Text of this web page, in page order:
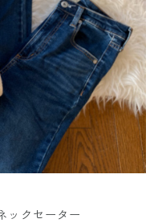
ックセーター